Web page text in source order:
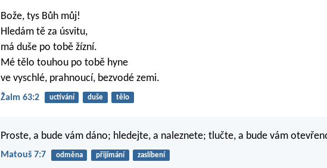
Bože, tys Bůh můj!
Hledám tě za úsvitu,
má duše po tobě žízní.
Mé tělo touhou po tobě hyne
ve vyschlé, prahnoucí, bezvodé zemi.
Žalm 63:2 uctívání duše tělo
Proste, a bude vám dáno; hledejte, a naleznete; tlučte, a bude vám
Matouš 7:7 odměna přijímání zaslíbení